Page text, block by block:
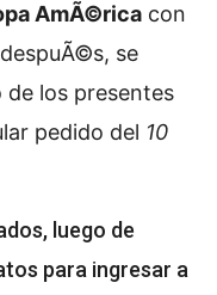
AmÃ©rica con
se
de los presentes
pedido del 10
luego de
para ingresar a